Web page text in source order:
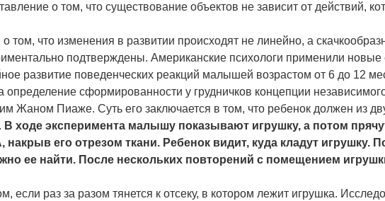
о том, что существование объектов не зависит от действий,
том, что изменения в развитии происходят не линейно, а
подтверждены. Американские психологи применили новые
развитие поведенческих реакций малышей возрастом от 6 до 12
определение сформированности у грудничков концепции
Жаном Пиаже. Суть его заключается в том, что ребенок должен из
В ходе эксперимента малышу показывают игрушку, а потом
накрыв его отрезом ткани. Ребенок видит, куда кладут игрушку.
ее найти. После нескольких повторений с помещением
если раз за разом тянется к отсеку, в котором лежит игрушка.